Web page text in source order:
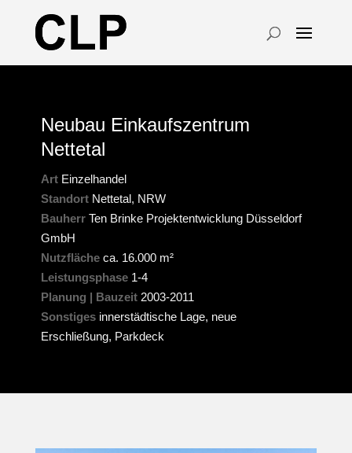
Neubau Einkaufszentrum
Nettetal
ArtEinzelhandel
StandortNettetal, NRW
BauherrTen Brinke Projektentwicklung Düsseldorf
GmbH
Nutzflächeca. 16.000 m²
Leistungsphase1-4
Planung | Bauzeit2003-2011
Sonstigesinnerstädtische Lage, neue
Erschließung, Parkdeck